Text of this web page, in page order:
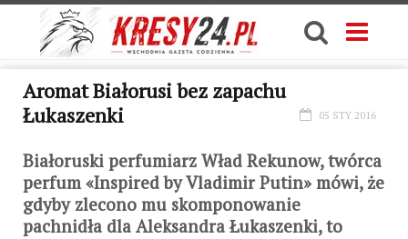
Aromat Białorusi bez zapachu
Łukaszenki
05 STY 2016
Białoruski perfumiarz Wład Rekunow, twórca
perfum «Inspired by Vladimir Putin» mówi, że
gdyby zlecono mu skomponowanie
pachnidła dla Aleksandra Łukaszenki, to